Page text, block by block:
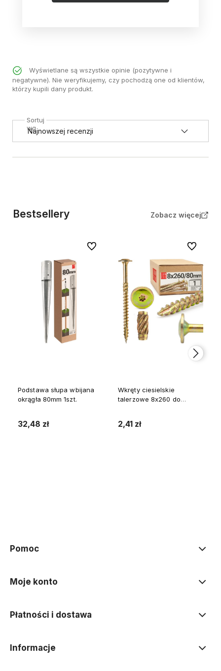
Wyświetlane są wszystkie opinie (pozytywne i
negatywne). Nie weryfikujemy, czy pochodzą one od klientów,
którzy kupili dany produkt.
Sortuj
wg
Bestsellery Zobacz więcej
Podstawa słupa wbijana
okrągła 80mm 1szt.
32,48 zł
Do ulubionych
Wkręty ciesielskie
talerzowe 8x260 do
2,41 zł
Do
Pomoc
Moje konto
Płatności i dostawa
Informacje